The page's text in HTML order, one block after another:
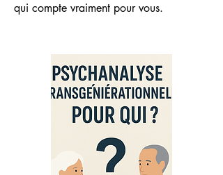
qui compte vraiment pour vous.